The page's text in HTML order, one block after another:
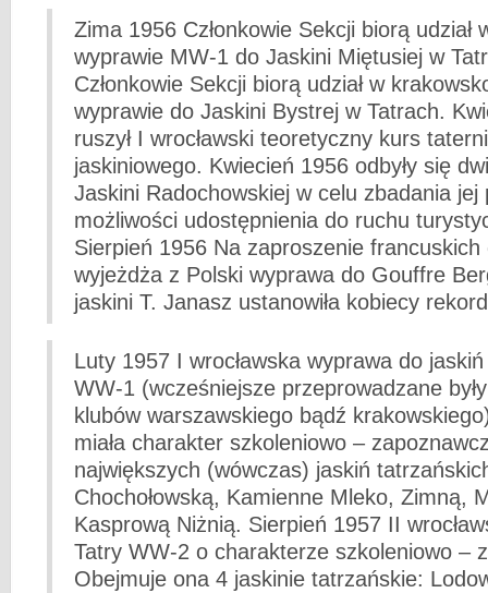
Zima 1956 Członkowie Sekcji biorą udział
wyprawie MW-1 do Jaskini Miętusiej w
Członkowie Sekcji biorą udział w
wyprawie do Jaskini Bystrej w Tatrach.
ruszył I wrocławski teoretyczny kurs
jaskiniowego. Kwiecień 1956 odbyły się
Jaskini Radochowskiej w celu zbadania jej
możliwości udostępnienia do ruchu
Sierpień 1956 Na zaproszenie francuskich
wyjeżdża z Polski wyprawa do Gouffre
jaskini T. Janasz ustanowiła kobiecy
Luty 1957 I wrocławska wyprawa do
WW-1 (wcześniejsze przeprowadzane
klubów warszawskiego bądź
miała charakter szkoleniowo –
największych (wówczas) jaskiń
Chochołowską, Kamienne Mleko, Zimną,
Kasprową Niżnią. Sierpień 1957 II
Tatry WW-2 o charakterze szkoleniowo –
Obejmuje ona 4 jaskinie tatrzańskie: